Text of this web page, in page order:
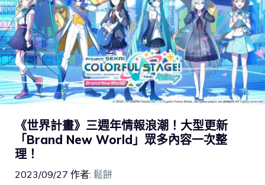
《世界計畫》三週年情報浪潮！大型更新
「Brand New World」眾多內容一次整
理！
2023/09/27 作者: 鬆餅